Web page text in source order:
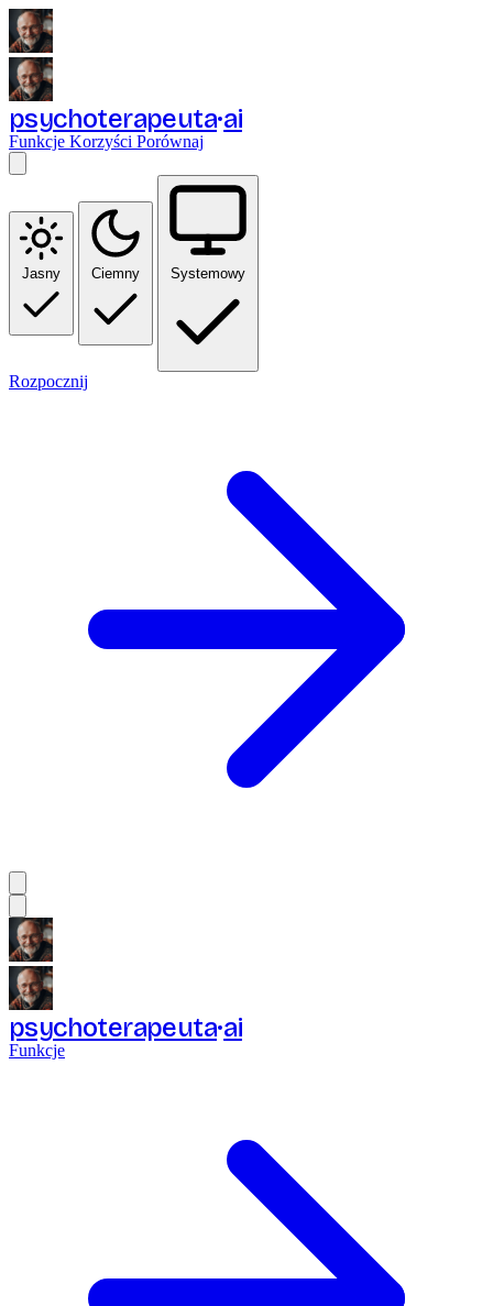
psychoterapeuta ai
Funkcje Korzyści Porównaj
Jasny Ciemny Systemowy
Rozpocznij
psychoterapeuta ai
Funkcje